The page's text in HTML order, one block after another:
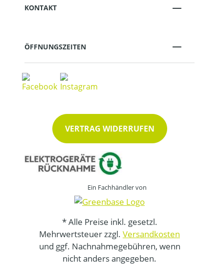
KONTAKT
ÖFFNUNGSZEITEN
VERTRAG WIDERRUFEN
Ein Fachhändler von
* Alle Preise inkl. gesetzl.
Mehrwertsteuer zzgl. Versandkosten
und ggf. Nachnahmegebühren, wenn
nicht anders angegeben.